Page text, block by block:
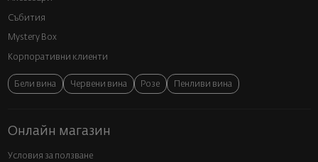
Събития
Mystery Box
Корпоративни клиенти
Бели вина Червени вина Розе Пенливи вина
Онлайн магазин
Условия за ползване